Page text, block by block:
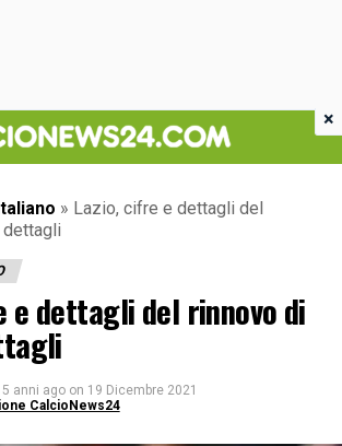
» Lazio, cifre e dettagli del
dettagli
e dettagli del rinnovo di
5 anni ago on 19 Dicembre 2021
CalcioNews24
×